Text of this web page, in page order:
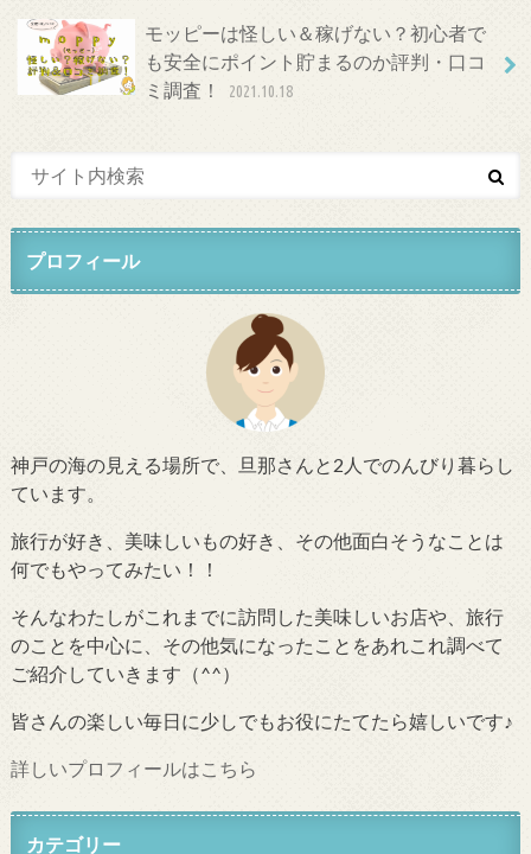
モッピーは怪しい＆稼げない？初心者で
も安全にポイント貯まるのか評判・口コ
ミ調査！
2021.10.18
プロフィール
神戸の海の見える場所で、旦那さんと2人でのんびり暮らし
ています。
旅行が好き、美味しいもの好き、その他面白そうなことは
何でもやってみたい！！
そんなわたしがこれまでに訪問した美味しいお店や、旅行
のことを中心に、その他気になったことをあれこれ調べて
ご紹介していきます（^^）
皆さんの楽しい毎日に少しでもお役にたてたら嬉しいです♪
詳しいプロフィールはこちら
カテゴリー